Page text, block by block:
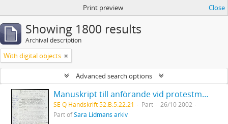
Print preview Close
Showing 1800 results
Archival description
With digital objects
Advanced search options
Manuskript till anförande vid protestmöte mot USA:s krig i Irak Luleå stadshus
SE Q Handskrift 52:B:5:22:21 Part
26/10 2002
Part ofSara Lidmans arkiv